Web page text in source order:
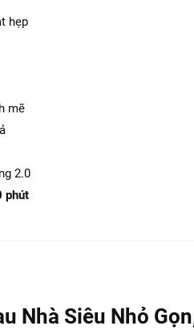
hẹp
mẽ
2.0
phút
Nhà Siêu Nhỏ